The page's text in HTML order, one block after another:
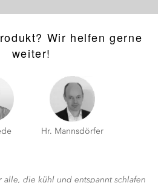
Wir helfen gerne
weiter!
Hr. Mannsdörfer
alle, die kühl und entspannt schlafen